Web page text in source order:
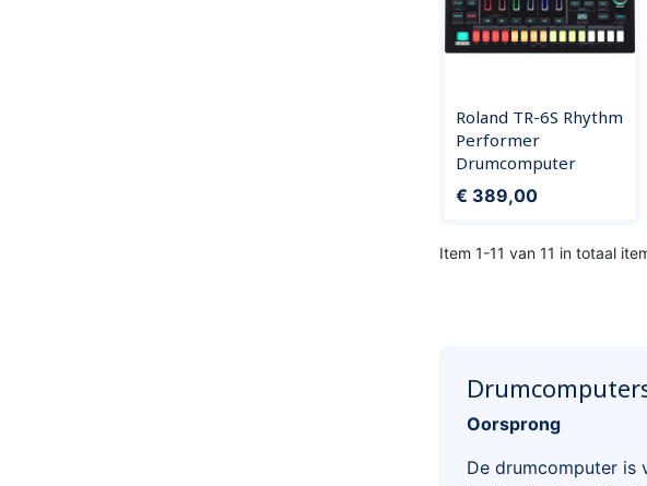
Roland TR-6S Rhythm
Performer
Drumcomputer
Prijs
€ 389,00
Item 1-11 van 11 in totaal
Oorsprong
De drumcomputer is